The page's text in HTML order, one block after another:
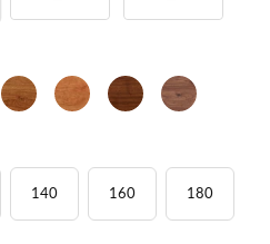
WildeicheKirschbaumNussbaumWildnuss
140 160 180